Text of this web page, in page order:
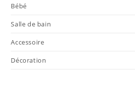
Bébé
Salle de bain
Accessoire
Décoration